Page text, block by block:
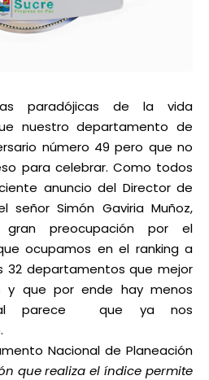
paradójicas de la vida
nuestro departamento de
número 49 pero que no
para celebrar. Como todos
anuncio del Director de
señor Simón Gaviria Muñoz,
preocupación por el
ocupamos en el ranking a
32 departamentos que mejor
y que por ende hay menos
tal parece que ya nos
Nacional de Planeación
que realiza el índice permite